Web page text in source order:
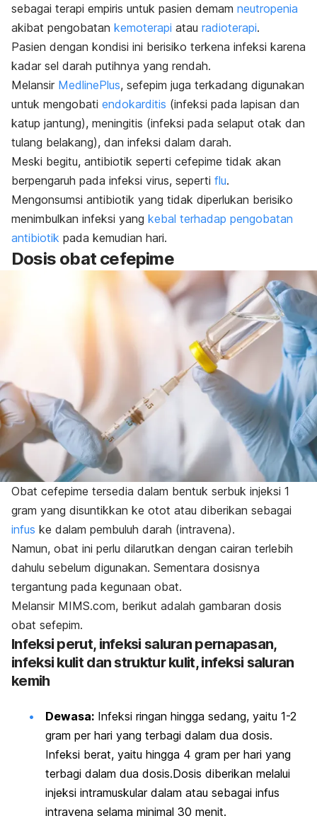
sebagai terapi empiris untuk pasien demam neutropenia
akibat pengobatan kemoterapi atau radioterapi.
Pasien dengan kondisi ini berisiko terkena infeksi karena
kadar sel darah putihnya yang rendah.
Melansir MedlinePlus, sefepim juga terkadang digunakan
untuk mengobati endokarditis (infeksi pada lapisan dan
katup jantung), meningitis (infeksi pada selaput otak dan
tulang belakang), dan infeksi dalam darah.
Meski begitu, antibiotik seperti cefepime tidak akan
berpengaruh pada infeksi virus, seperti flu.
Mengonsumsi antibiotik yang tidak diperlukan berisiko
menimbulkan infeksi yang kebal terhadap pengobatan
antibiotik pada kemudian hari.
Dosis obat cefepime
Obat cefepime tersedia dalam bentuk serbuk injeksi 1
gram yang disuntikkan ke otot atau diberikan sebagai
infus ke dalam pembuluh darah (intravena).
Namun, obat ini perlu dilarutkan dengan cairan terlebih
dahulu sebelum digunakan. Sementara dosisnya
tergantung pada kegunaan obat.
Melansir MIMS.com, berikut adalah gambaran dosis
obat sefepim.
Infeksi perut, infeksi saluran pernapasan,
infeksi kulit dan struktur kulit, infeksi saluran
kemih
Dewasa: Infeksi ringan hingga sedang, yaitu 1-2
gram per hari yang terbagi dalam dua dosis.
Infeksi berat, yaitu hingga 4 gram per hari yang
terbagi dalam dua dosis.Dosis diberikan melalui
injeksi intramuskular dalam atau sebagai infus
intravena selama minimal 30 menit.